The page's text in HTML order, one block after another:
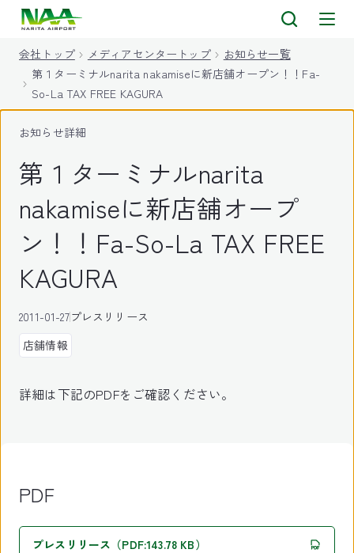
会社トップ メディアセンタートップ
お知らせ一覧
第１ターミナルnarita nakamiseに新店舗オープン！！Fa-
So-La TAX FREE KAGURA
お知らせ詳細
第１ターミナルnarita
nakamiseに新店舗オープ
ン！！Fa-So-La TAX FREE
KAGURA
2011-01-27プレスリリース
店舗情報
詳細は下記のPDFをご確認ください。
PDF
プレスリリース（PDF:143.78 KB）